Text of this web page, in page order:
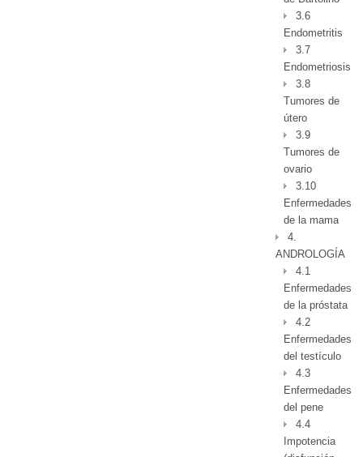
3.6
Endometritis
3.7
Endometriosis
3.8
Tumores de
útero
3.9
Tumores de
ovario
3.10
Enfermedades
de la mama
4.
ANDROLOGÍA
4.1
Enfermedades
de la próstata
4.2
Enfermedades
del testículo
4.3
Enfermedades
del pene
4.4
Impotencia